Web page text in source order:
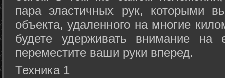
пара эластичных рук, которыми
объекта, удаленного на многие
будете удерживать внимание на
переместите ваши руки вперед.
Техника 1